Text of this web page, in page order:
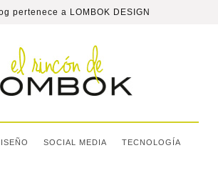
pertenece a LOMBOK DESIGN
SOCIAL MEDIA TECNOLOGÍA